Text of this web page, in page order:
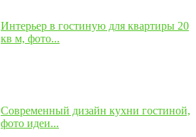
Интерьер в гостиную для квартиры 20
кв м, фото...
Современный дизайн кухни гостиной,
фото идеи...